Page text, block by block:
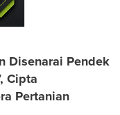
Disenarai Pendek
Cipta
Pertanian